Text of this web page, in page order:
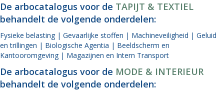
De arbocatalogus voor de TAPIJT & TEXTIEL
behandelt de volgende onderdelen:
Fysieke belasting | Gevaarlijke stoffen | Machineveiligheid | Geluid
en trillingen | Biologische Agentia | Beeldscherm en
Kantooromgeving | Magazijnen en Intern Transport
De arbocatalogus voor de MODE & INTERIEUR
behandelt de volgende onderdelen: